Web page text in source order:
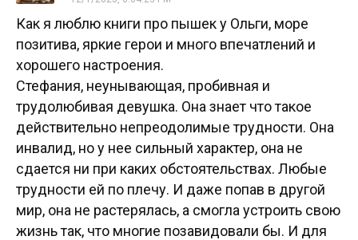
Как я люблю книги про пышек у Ольги, море
позитива, яркие герои и много впечатлений и
хорошего настроения.
Стефания, неунывающая, пробивная и
трудолюбивая девушка. Она знает что такое
действительно непреодолимые трудности. Она
инвалид, но у нее сильный характер, она не
сдается ни при каких обстоятельствах. Любые
трудности ей по плечу. И даже попав в другой
мир, она не растерялась, а смогла устроить свою
жизнь так, что многие позавидовали бы. И для